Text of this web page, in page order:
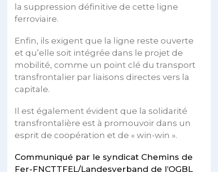
la suppression définitive de cette ligne
ferroviaire.
Enfin, ils exigent que la ligne reste ouverte
et qu’elle soit intégrée dans le projet de
mobilité, comme un point clé du transport
transfrontalier par liaisons directes vers la
capitale.
Il est également évident que la solidarité
transfrontalière est à promouvoir dans un
esprit de coopération et de « win-win ».
Communiqué par le syndicat Chemins de
Fer-FNCTTFEL/Landesverband de l’OGBL